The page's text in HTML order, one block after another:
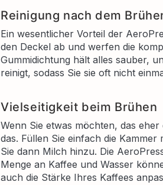
Reinigung nach dem
Ein wesentlicher Vorteil der
den Deckel ab und werfen die
Gummidichtung hält alles sauber,
reinigt, sodass Sie sie oft nicht
Vielseitigkeit beim Brühen
Wenn Sie etwas möchten, das
das. Füllen Sie einfach die
Sie dann Milch hinzu. Die
Menge an Kaffee und Wasser
auch die Stärke Ihres Kaffees